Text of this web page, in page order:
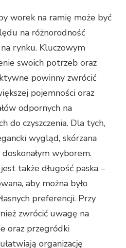
worek na ramię może być
na różnorodność
rynku. Kluczowym
swoich potrzeb oraz
powinny zwrócić
pojemności oraz
odpornych na
do czyszczenia. Dla tych,
wygląd, skórzana
wyborem.
także długość paska –
aby można było
preferencji. Przy
zwrócić uwagę na
oraz przegródki
organizację